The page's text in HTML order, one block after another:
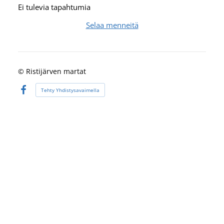
Ei tulevia tapahtumia
Selaa menneitä
© Ristijärven martat
Facebook
Tehty Yhdistysavaimella